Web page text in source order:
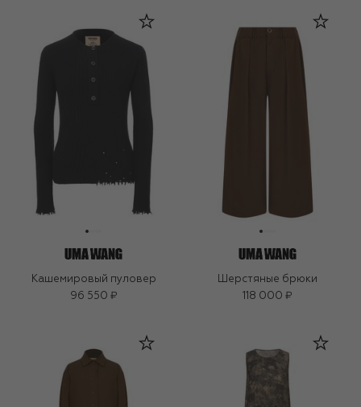
Кашемировый пуловер
96 550 ₽
Шерстяные брюки
118 000 ₽